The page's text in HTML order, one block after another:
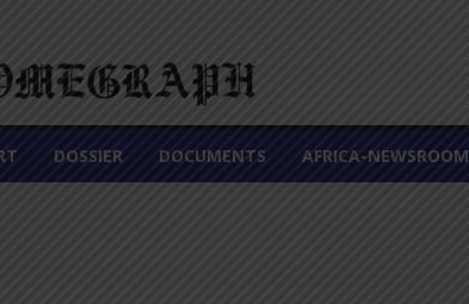
DOSSIER DOCUMENTS AFRICA-NEWSROOM